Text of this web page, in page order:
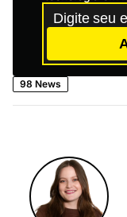
98 News